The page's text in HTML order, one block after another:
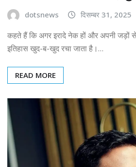
dotsnews दिसम्बर 31, 2025
कहते हैं कि अगर इरादे नेक हों और अपनी जड़ों
इतिहास खुद-ब-खुद रचा जाता है।…
READ MORE